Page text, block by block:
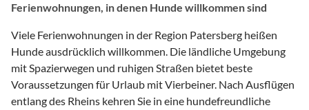
Ferienwohnungen, in denen Hunde willkommen sind
Viele Ferienwohnungen in der Region Patersberg heißen
Hunde ausdrücklich willkommen. Die ländliche Umgebung
mit Spazierwegen und ruhigen Straßen bietet beste
Voraussetzungen für Urlaub mit Vierbeiner. Nach Ausflügen
entlang des Rheins kehren Sie in eine hundefreundliche